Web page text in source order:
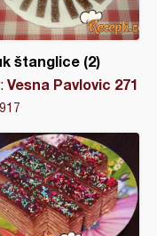
štanglice (2)
Vesna Pavlovic 271